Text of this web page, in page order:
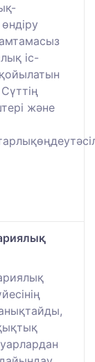
іс-
және